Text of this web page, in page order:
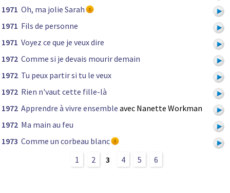
1971 Oh, ma jolie Sarah
1971 Fils de personne
1971 Voyez ce que je veux dire
1972 Comme si je devais mourir demain
1972 Tu peux partir si tu le veux
1972 Rien n'vaut cette fille-là
1972 Apprendre à vivre ensemble avec Nanette Workman
1972 Ma main au feu
1973 Comme un corbeau blanc
1
2 3 4 5 6